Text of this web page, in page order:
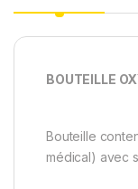
BOUTEILLE
Bouteille
médical) avec